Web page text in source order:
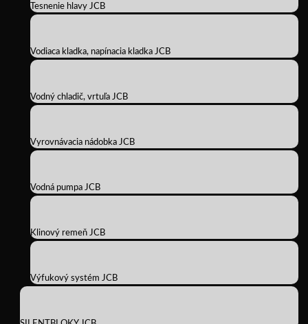
Tesnenie hlavy JCB
Vodiaca kladka, napínacia kladka JCB
Vodný chladič, vrtuľa JCB
Vyrovnávacia nádobka JCB
Vodná pumpa JCB
Klinový remeň JCB
Výfukový systém JCB